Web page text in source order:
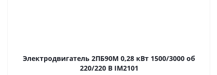
Электродвигатель 2ПБ90М 0,28 кВт 1500/3000 об
220/220 В IM2101